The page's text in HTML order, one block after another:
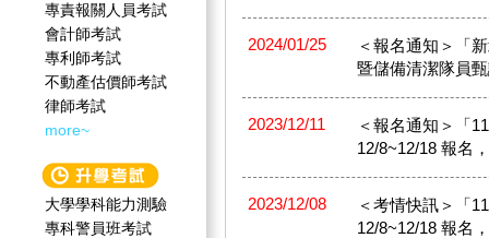
專責報關人員考試
會計師考試
專利師考試
不動產估價師考試
律師考試
more~
大學學科能力測驗
專科警員班考試
2024/01/25
＜報名通知＞「
暨儲備清潔隊員
2023/12/11
＜報名通知＞「
12/8~12/18 報名
2023/12/08
＜考情快訊＞「
12/8~12/18 報名